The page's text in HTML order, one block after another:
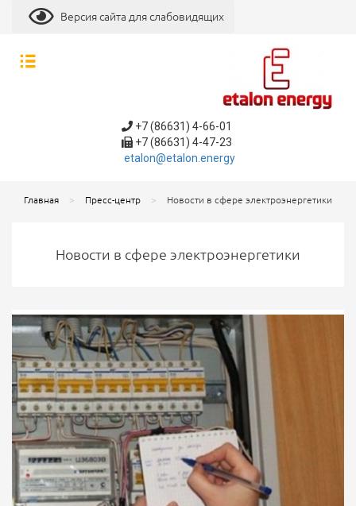
Версия сайта для слабовидящих
+7 (86631) 4-66-01
+7 (86631) 4-47-23
etalon@etalon.energy
Главная Пресс-центр Новости в сфере электроэнергетики
Новости в сфере электроэнергетики